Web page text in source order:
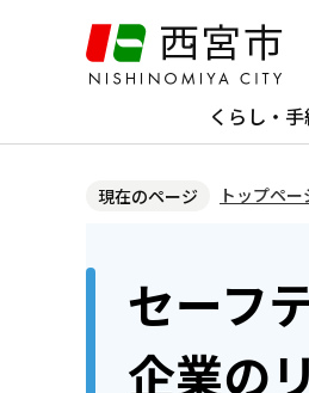
ジ
くらし・手
現在のページ トップペー
セーフ
企業の